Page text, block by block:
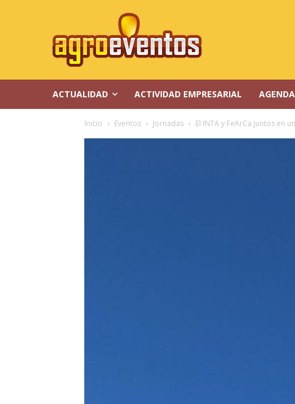
ACTUALIDAD ACTIVIDAD EMPRESARIAL
Inicio Eventos Jornadas El INTA y FeArCa juntos en